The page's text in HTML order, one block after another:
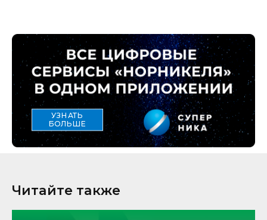
УЗНАТЬ
БОЛЬШЕ
Читайте также